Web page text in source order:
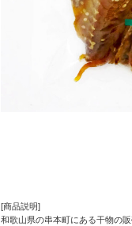
[商品説明]
和歌山県の串本町にある干物の